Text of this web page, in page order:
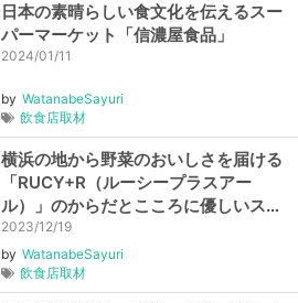
日本の素晴らしい食文化を伝えるスー
パーマーケット「信濃屋食品」
2024/01/11
by WatanabeSayuri
飲食店取材
横浜の地から野菜のおいしさを届ける
「RUCY+R（ルーシープラスアー
ル）」のからだとこころに優しいスパ
イスカレー【神奈川・横浜】
2023/12/19
by WatanabeSayuri
飲食店取材